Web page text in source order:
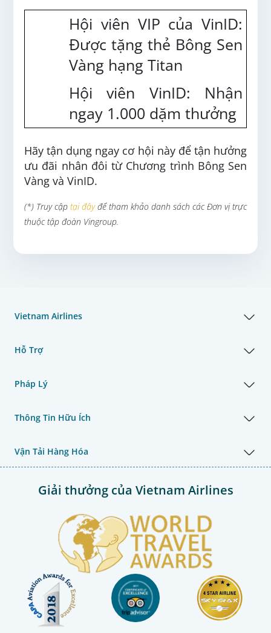
Hội viên VIP của VinID:
Được tặng thẻ Bông Sen
Vàng hạng Titan
Hội viên VinID: Nhận
ngay 1.000 dặm thưởng
Hãy tận dụng ngay cơ hội này để tận hưởng
ưu đãi nhân đôi từ Chương trình Bông Sen
Vàng và VinID.
(*) Truy cập tại đâyđể tham khảo danh sách các Đơn vị trực
thuộc tập đoàn Vingroup.
Vietnam Airlines
Hỗ Trợ
Pháp Lý
Thông Tin Hữu Ích
Vận Tải Hàng Hóa
Giải thưởng của Vietnam Airlines